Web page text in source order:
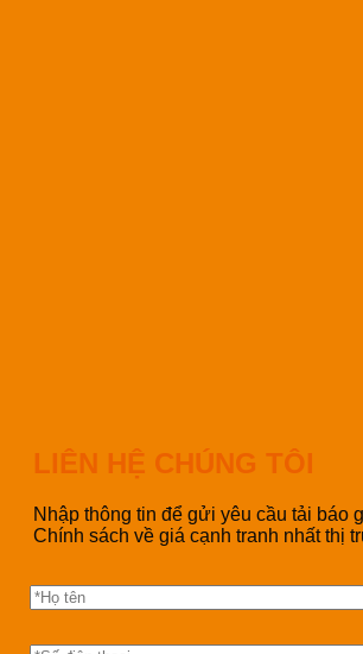
LIÊN HỆ CHÚNG TÔI
Nhập thông tin để gửi yêu cầu tải báo
Chính sách về giá cạnh tranh nhất thị